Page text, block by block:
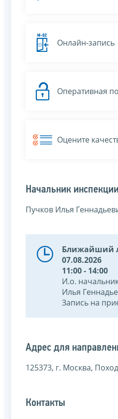
Онлайн-запись
Оперативная
Оцените
Начальник инспекции
Пучков Илья
Ближайший
07.08.2026
11:00 - 14:00
И.о.
Илья
Запись на
Адрес для
125373, г. Москва,
Контакты